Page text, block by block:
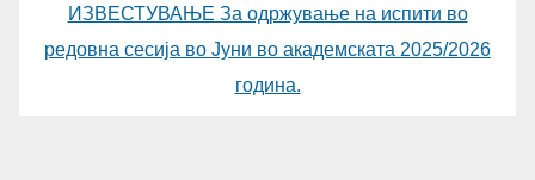
ИЗВЕСТУВАЊЕ За одржување на испити во
редовна сесија во Јуни во академската 2025/2026
година.